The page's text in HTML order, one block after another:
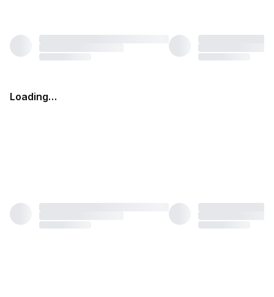
Loading…